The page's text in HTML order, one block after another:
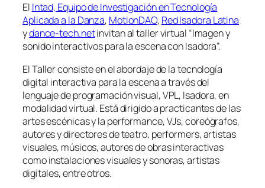
El Intad, Equipo de Investigación en Tecnología
Aplicada a la Danza, MotionDAO, Red Isadora Latina
ydance-tech.netinvitan al taller virtual “Imagen y
sonido interactivos para la escena con Isadora”.
El Taller consiste en el abordaje de la tecnología
digital interactiva para la escena a través del
lenguaje de programación visual, VPL, Isadora, en
modalidad virtual. Está dirigido a practicantes de las
artes escénicas y la performance, VJs, coreógrafos,
autores y directores de teatro, performers, artistas
visuales, músicos, autores de obras interactivas
como instalaciones visuales y sonoras, artistas
digitales, entre otros.